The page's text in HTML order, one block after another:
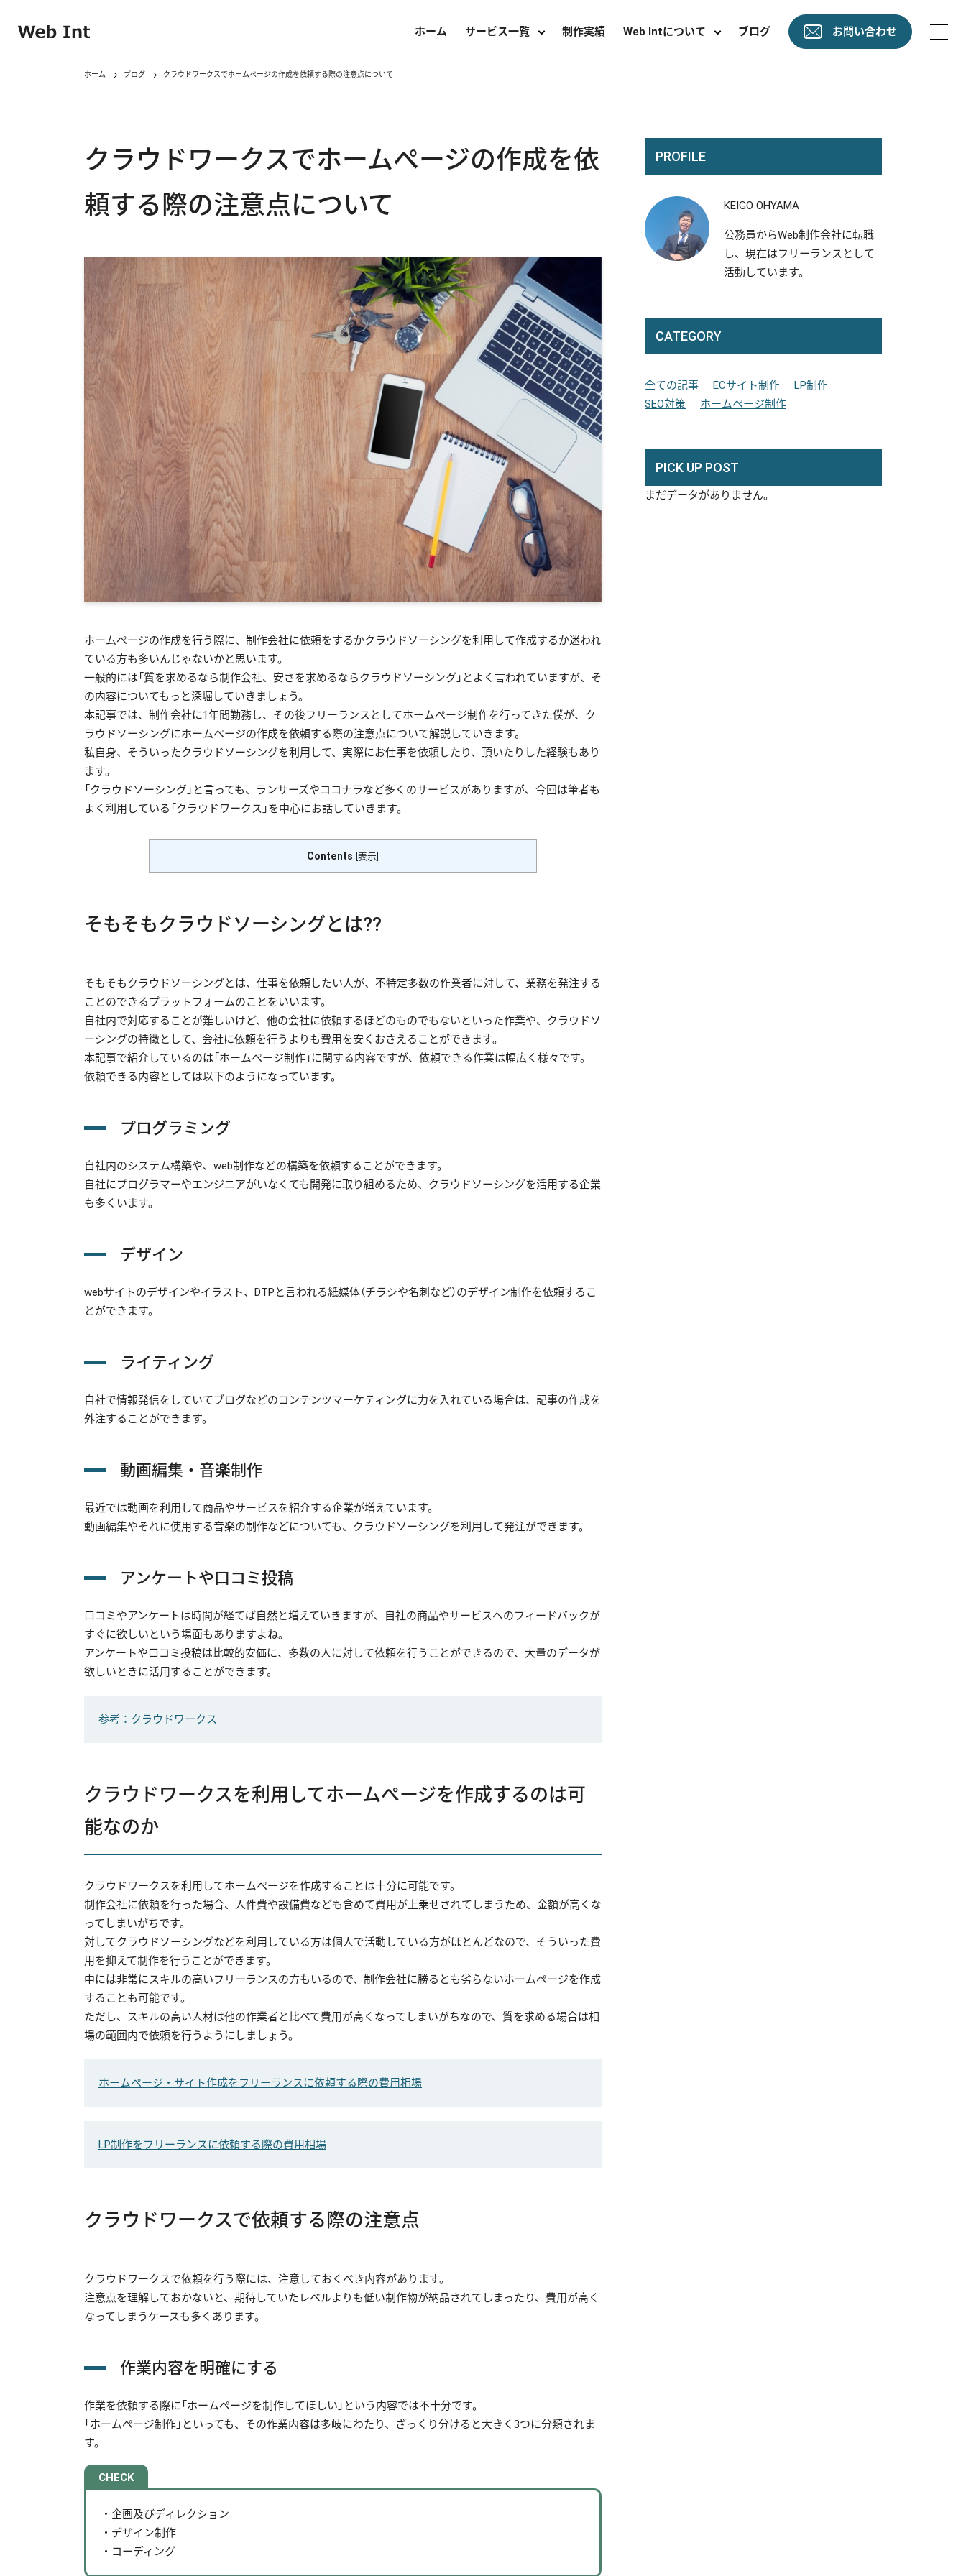
ホーム サービス一覧 制作実績 Web Intについて ブログ お問い合わせ
ホーム ブログ クラウドワークスでホームぺージの作成を依頼する際の注意点について
クラウドワークスでホームぺージの作成を依
頼する際の注意点について
ホームぺージの作成を行う際に、制作会社に依頼をするかクラウドソーシングを利用して作成するか迷われ
ている方も多いんじゃないかと思います。
一般的には「質を求めるなら制作会社、安さを求めるならクラウドソーシング」とよく言われていますが、そ
の内容についてもっと深堀していきましょう。
本記事では、制作会社に1年間勤務し、その後フリーランスとしてホームぺージ制作を行ってきた僕が、ク
ラウドソーシングにホームページの作成を依頼する際の注意点について解説していきます。
私自身、そういったクラウドソーシングを利用して、実際にお仕事を依頼したり、頂いたりした経験もあり
ます。
「クラウドソーシング」と言っても、ランサーズやココナラなど多くのサービスがありますが、今回は筆者も
よく利用している「クラウドワークス」を中心にお話していきます。
Contents [表示]
そもそもクラウドソーシングとは??
そもそもクラウドソーシングとは、仕事を依頼したい人が、不特定多数の作業者に対して、業務を発注する
ことのできるプラットフォームのことをいいます。
自社内で対応することが難しいけど、他の会社に依頼するほどのものでもないといった作業や、クラウドソ
ーシングの特徴として、会社に依頼を行うよりも費用を安くおさえることができます。
本記事で紹介しているのは「ホームぺージ制作」に関する内容ですが、依頼できる作業は幅広く様々です。
依頼できる内容としては以下のようになっています。
プログラミング
自社内のシステム構築や、web制作などの構築を依頼することができます。
自社にプログラマーやエンジニアがいなくても開発に取り組めるため、クラウドソーシングを活用する企業
も多くいます。
デザイン
webサイトのデザインやイラスト、DTPと言われる紙媒体（チラシや名刺など）のデザイン制作を依頼するこ
とができます。
ライティング
自社で情報発信をしていてブログなどのコンテンツマーケティングに力を入れている場合は、記事の作成を
外注することができます。
動画編集・音楽制作
最近では動画を利用して商品やサービスを紹介する企業が増えています。
動画編集やそれに使用する音楽の制作などについても、クラウドソーシングを利用して発注ができます。
アンケートや口コミ投稿
口コミやアンケートは時間が経てば自然と増えていきますが、自社の商品やサービスへのフィードバックが
すぐに欲しいという場面もありますよね。
アンケートや口コミ投稿は比較的安価に、多数の人に対して依頼を行うことができるので、大量のデータが
欲しいときに活用することができます。
参考：クラウドワークス
クラウドワークスを利用してホームぺージを作成するのは可
能なのか
クラウドワークスを利用してホームぺージを作成することは十分に可能です。
制作会社に依頼を行った場合、人件費や設備費なども含めて費用が上乗せされてしまうため、金額が高くな
ってしまいがちです。
対してクラウドソーシングなどを利用している方は個人で活動している方がほとんどなので、そういった費
用を抑えて制作を行うことができます。
中には非常にスキルの高いフリーランスの方もいるので、制作会社に勝るとも劣らないホームぺージを作成
することも可能です。
ただし、スキルの高い人材は他の作業者と比べて費用が高くなってしまいがちなので、質を求める場合は相
場の範囲内で依頼を行うようにしましょう。
ホームぺージ・サイト作成をフリーランスに依頼する際の費用相場
LP制作をフリーランスに依頼する際の費用相場
クラウドワークスで依頼する際の注意点
クラウドワークスで依頼を行う際には、注意しておくべき内容があります。
注意点を理解しておかないと、期待していたレベルよりも低い制作物が納品されてしまったり、費用が高く
なってしまうケースも多くあります。
作業内容を明確にする
作業を依頼する際に「ホームぺージを制作してほしい」という内容では不十分です。
「ホームぺージ制作」といっても、その作業内容は多岐にわたり、ざっくり分けると大きく3つに分類されま
す。
・企画及びディレクション
・デザイン制作
・コーディング
PROFILE
KEIGO OHYAMA
公務員からWeb制作会社に転職
し、現在はフリーランスとして
活動しています。
CATEGORY
全ての記事 ECサイト制作
LP制作
SEO対策
ホームページ制作
PICK UP POST
まだデータがありません。